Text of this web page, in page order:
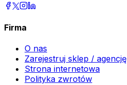
Firma
O nas
Zarejestruj sklep / agencję
Strona internetowa
Polityka zwrotów